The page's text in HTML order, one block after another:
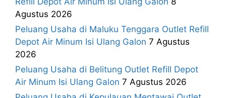
Agustus 2026
Peluang Usaha di Maluku Tenggara Outlet Refill
Depot Air Minum Isi Ulang Galon 7 Agustus
2026
Peluang Usaha di Belitung Outlet Refill Depot
Air Minum Isi Ulang Galon 7 Agustus 2026